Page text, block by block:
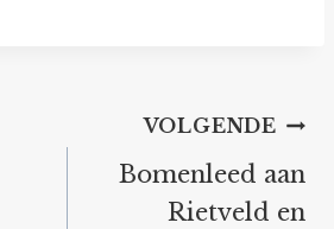
VOLGENDE
Bomenleed aan
Rietveld en